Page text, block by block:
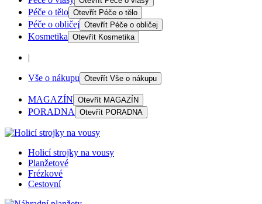
Péče o tělo Otevřít Péče o tělo
Péče o obličej Otevřít Péče o obličej
Kosmetika Otevřít Kosmetika
|
Vše o nákupu Otevřít Vše o nákupu
MAGAZÍN Otevřít MAGAZÍN
PORADNA Otevřít PORADNA
Holicí strojky na vousy
Planžetové
Frézkové
Cestovní